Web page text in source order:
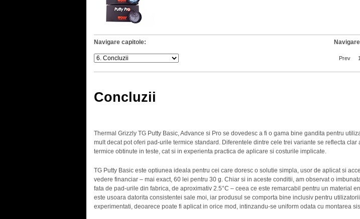
Navigare capitole:
Prev 1
Concluzii
Thermal Grizzly TG Putty Basic, Advance si Pro se dovedesc a fi o gama bine gandita pentru
mult decat pot oferi pad-urile termice standard. Diferentele dintre cele trei variante se reflecta clar
termice obtinute in teste, cat si in experienta practica de aplicare si costurile implicate.
TG Putty Basic este optiunea ideala pentru cei care doresc o solutie simpla, usor de aplicat si
vedere financiar – mai exact, 60 lei pentru 30 g. Chiar si in aceste conditii, am observat o
fata de pad-urile din fabrica, de aproximativ 2.5°C – ceea ce este remarcabil pentru un material
este usoara datorita consistentei sale moi, iar produsul se comporta bine inclusiv pentru
experimentati, deoarece poate fi aplicat in orice mod, intinzandu-se uniform odata cu montarea